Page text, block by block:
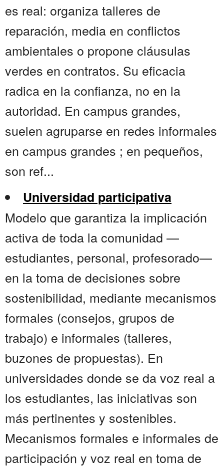
es real: organiza talleres de
reparación, media en conflictos
ambientales o propone cláusulas
verdes en contratos. Su eficacia
radica en la confianza, no en la
autoridad. En campus grandes,
suelen agruparse en redes informales
en campus grandes ; en pequeños,
son ref...
Universidad participativa
Modelo que garantiza la implicación
activa de toda la comunidad —
estudiantes, personal, profesorado—
en la toma de decisiones sobre
sostenibilidad, mediante mecanismos
formales (consejos, grupos de
trabajo) e informales (talleres,
buzones de propuestas). En
universidades donde se da voz real a
los estudiantes, las iniciativas son
más pertinentes y sostenibles.
Mecanismos formales e informales de
participación y voz real en toma de